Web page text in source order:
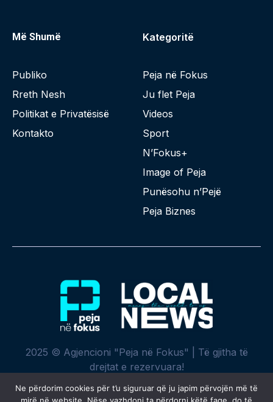
Më Shumë
Publiko
Rreth Nesh
Politikat e Privatësisë
Kontakto
Kategoritë
Peja në Fokus
Ju flet Peja
Videos
Sport
N’Fokus+
Image of Peja
Punësohu n’Pejë
Peja Biznes
2025 © Agjencioni "Peja në Fokus" | Të gjitha të
drejtat e rezervuara!
Ne përdorim cookies për t’u siguruar që ju japim përvojën më të